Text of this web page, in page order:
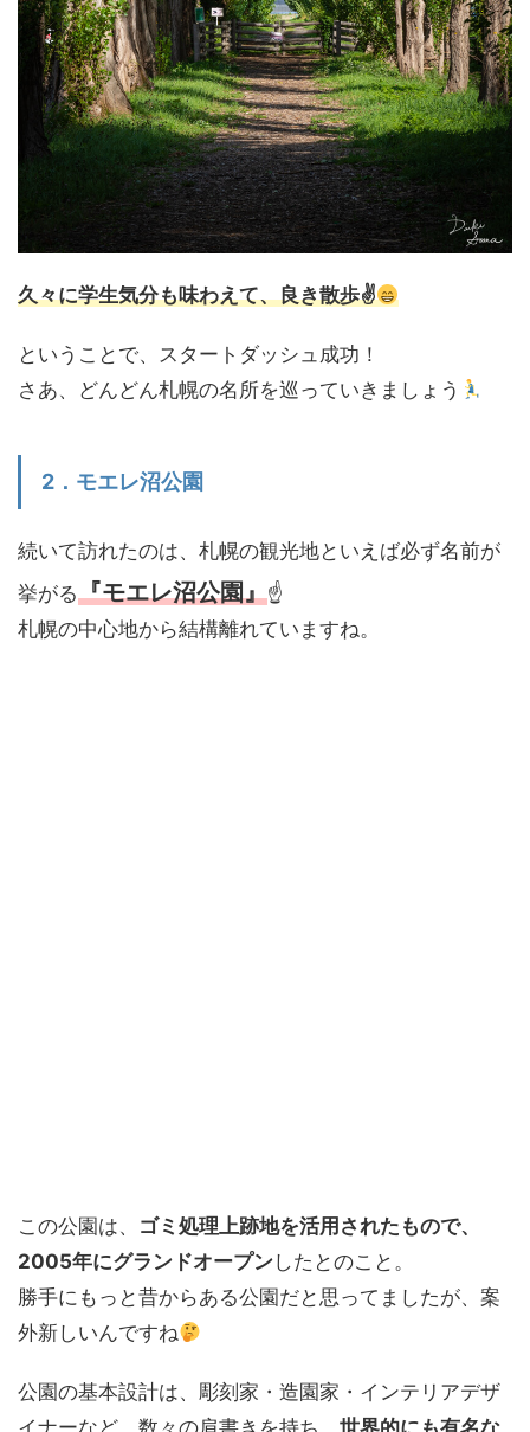
久々に学生気分も味わえて、良き散歩✌
ということで、スタートダッシュ成功！
さあ、どんどん札幌の名所を巡っていきましょう
2．モエレ沼公園
続いて訪れたのは、札幌の観光地といえば必ず名前が
挙がる『モエレ沼公園』☝️
札幌の中心地から結構離れていますね。
この公園は、 ゴミ処理上跡地を活用されたもので、
2005年にグランドオープンしたとのこと。
勝手にもっと昔からある公園だと思ってましたが、案
外新しいんですね
公園の基本設計は、彫刻家・造園家・インテリアデザ